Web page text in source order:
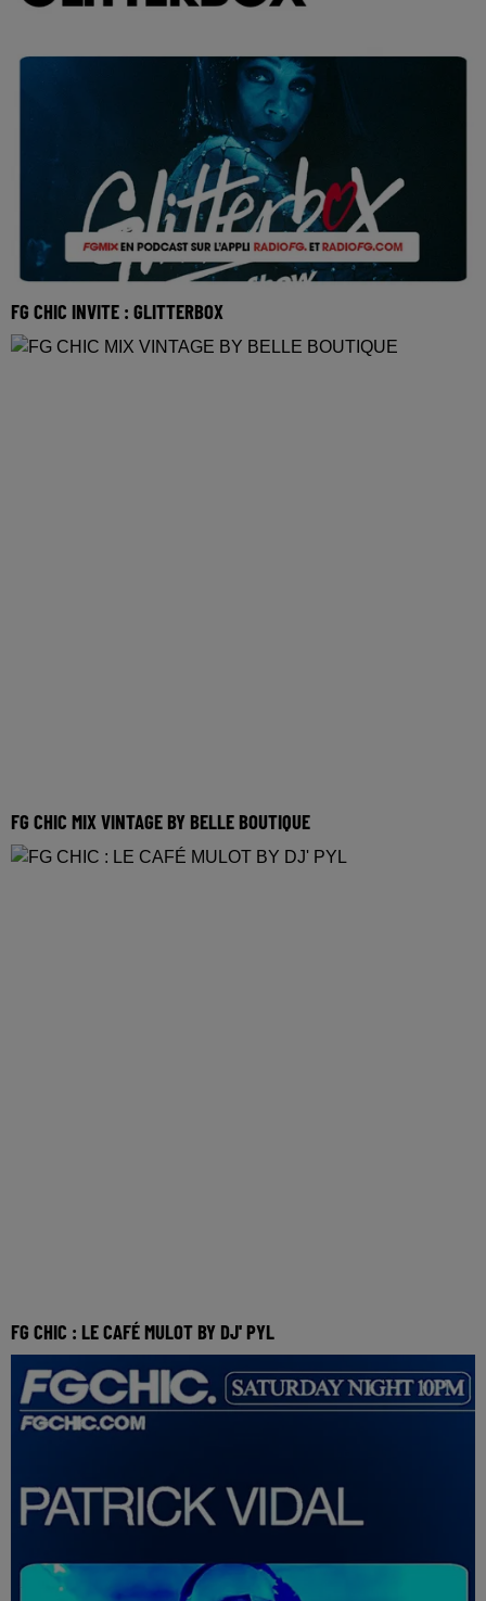
FG CHIC INVITE : GLITTERBOX
Réécoutez FG mix invite Glitterbox du dimanche 10 mai
2026 🎧 Ecoutez la radio FG CHIC sur www.rad
FG CHIC MIX VINTAGE BY BELLE BOUTIQUE
Réécoutez le FG Chic mix Vintage by Belle Boutique du
FG CHIC : LE CAFÉ MULOT BY DJ' PYL
Réécoutez FG Chic Café Mulot by DJ' PYL du dimanche 10
mai 2026 FG CHIC avec DJ’ PYL se posent pou